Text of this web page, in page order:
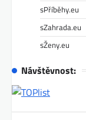
sPříběhy.eu
sZahrada.eu
sŽeny.eu
Návštěvnost: